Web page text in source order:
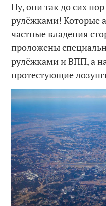
Ну, они так до сих
рулёжками! Которые
частные владения
проложены
рулёжками и ВПП, а
протестующие